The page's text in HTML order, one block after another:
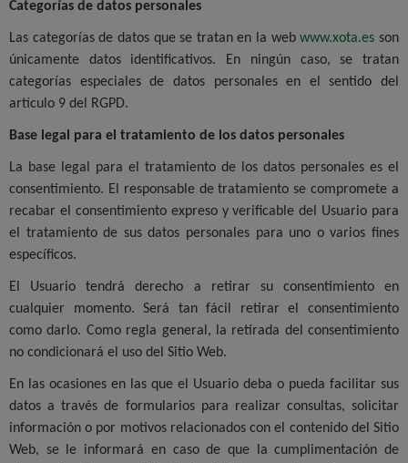
Categorías de datos personales
Las categorías de datos que se tratan en la webwww.xota.es son
únicamente datos identificativos. En ningún caso, se tratan
categorías especiales de datos personales en el sentido del
artículo 9 del RGPD.
Base legal para el tratamiento de los datos personales
La base legal para el tratamiento de los datos personales es el
consentimiento. El responsable de tratamiento se compromete a
recabar el consentimiento expreso y verificable del Usuario para
el tratamiento de sus datos personales para uno o varios fines
específicos.
El Usuario tendrá derecho a retirar su consentimiento en
cualquier momento. Será tan fácil retirar el consentimiento
como darlo. Como regla general, la retirada del consentimiento
no condicionará el uso del Sitio Web.
En las ocasiones en las que el Usuario deba o pueda facilitar sus
datos a través de formularios para realizar consultas, solicitar
información o por motivos relacionados con el contenido del Sitio
Web, se le informará en caso de que la cumplimentación de